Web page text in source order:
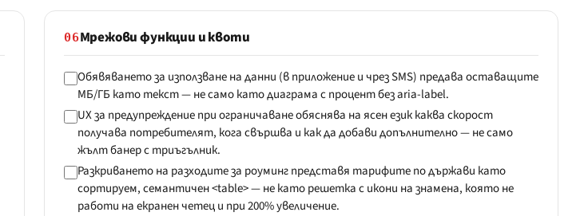
06Мрежови функции и квоти
Обявяването за използване на данни (в приложение и чрез SMS) предава оставащите
МБ/ГБ като текст — не само като диаграма с процент без aria-label.
UX за предупреждение при ограничаване обяснява на ясен език каква скорост
получава потребителят, кога свършва и как да добави допълнително — не само
жълт банер с триъгълник.
Разкриването на разходите за роуминг представя тарифите по държави като
сортируем, семантичен <table> — не като решетка с икони на знамена, която не
работи на екранен четец и при 200% увеличение.